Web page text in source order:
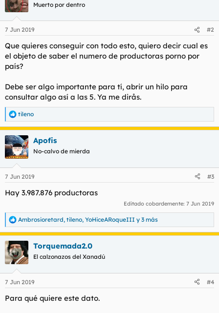
Muerto por dentro
7 Jun 2019 #2
Que quieres conseguir con todo esto, quiero decir cual es
el objeto de saber el numero de productoras porno por
país?
Debe ser algo importante para tí, abrir un hilo para
consultar algo así a las 5. Ya me dirås.
R
e
a
c
c
i
e
:
tileno
Apofis
No-calvo de mierda
7 Jun 2019 #3
Hay 3.987.876 productoras
Editado cobardemente: 7 Jun 2019
R
e
a
c
c
i
e
:
Ambrosioretard, tileno, YoHiceARoqueIII y 3 más
Torquemada2.0
El calzonazos del Xanadú
7 Jun 2019 #4
Para qué quiere este dato.